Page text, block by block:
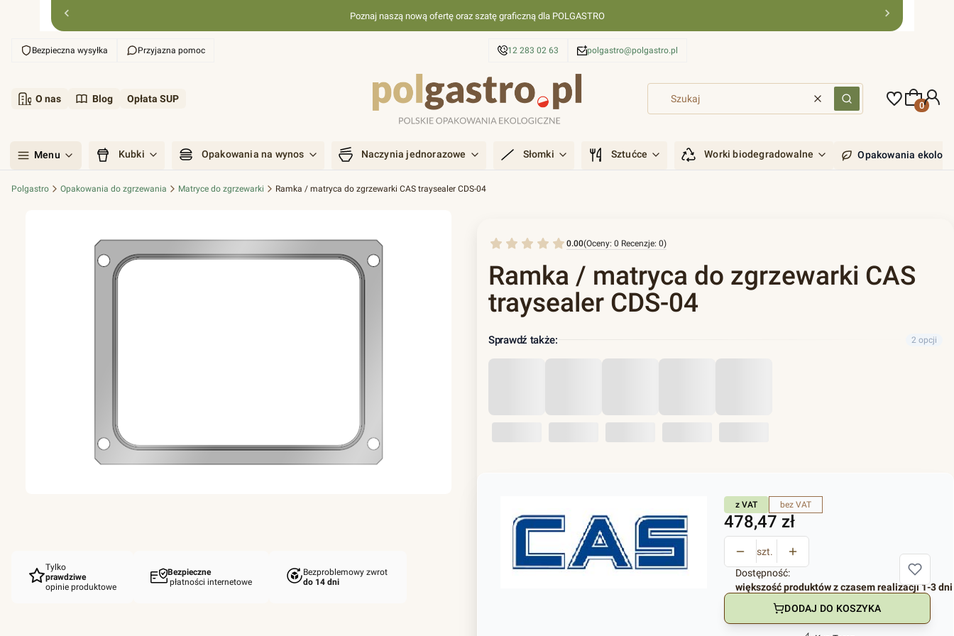
Poznaj naszą nową ofertę oraz szatę graficzną dla POLGASTRO
Bezpieczna wysyłka Przyjazna pomoc 12 283 02 63 polgastro@polgastro.pl
O nas Blog Opłata SUP
WyczyśćSzukaj
Produkty
Menu Kubki Opakowania na wynos Naczynia jednorazowe Słomki Sztućce Worki biodegradowalne Opakowania
Polgastro Opakowania do zgrzewania Matryce do zgrzewarki Ramka / matryca do zgrzewarki CAS traysealer CDS-04
Tylko
prawdziwe
opinie produktowe
Bezpieczne
płatności internetowe
Bezproblemowy zwrot
do 14 dni
0.00(Oceny: 0 Recenzje: 0)
Ramka / matryca do zgrzewarki CAS
traysealer CDS-04
Sprawdź także: 2 opcji
z VAT bez VAT
Cena
478,47 zł
szt.
Dostępność:
większość produktów z czasem realizacji 1-3 dni
DODAJ DO KOSZYKA